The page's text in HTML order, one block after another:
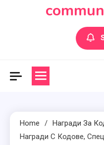
Home
Награди За
Награди С Кодове,